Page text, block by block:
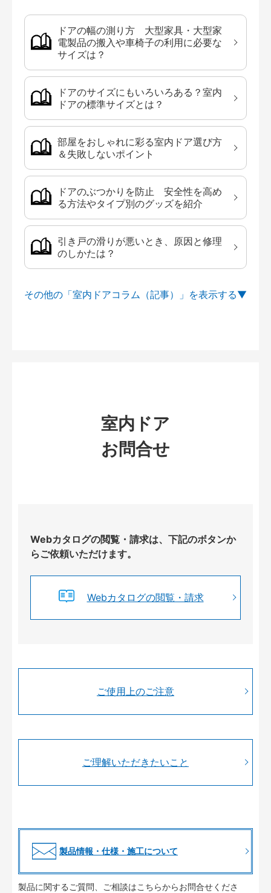
ドアの幅の測り方 大型家具・大型家
電製品の搬入や車椅子の利用に必要な
サイズは？
ドアのサイズにもいろいろある？室内
ドアの標準サイズとは？
部屋をおしゃれに彩る室内ドア選び方
＆失敗しないポイント
ドアのぶつかりを防止 安全性を高め
る方法やタイプ別のグッズを紹介
引き戸の滑りが悪いとき、原因と修理
のしかたは？
その他の「室内ドアコラム（記事）」を
室内ドア
お問合せ
Webカタログの閲覧・請求は、下記のボタンか
らご依頼いただけます。
Webカタログの閲覧・請求
ご使用上のご注意
ご理解いただきたいこと
製品情報・仕様・施工について
製品に関するご質問、ご相談はこちらからお問合せくださ